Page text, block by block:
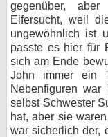
gegenüber,
Eifersucht, weil
ungewöhnlich ist
passte es hier für
sich am Ende
John immer ein
Nebenfiguren
selbst Schwester
hat, aber sie
war sicherlich der,